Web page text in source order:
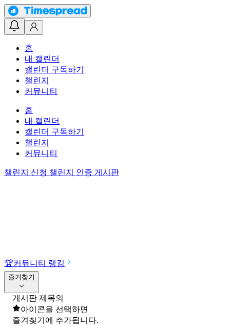
홈
내 캘린더
캘린더 구독하기
챌린지
커뮤니티
홈
내 캘린더
캘린더 구독하기
챌린지
커뮤니티
챌린지 신청 챌린지 인증 게시판
🏆커뮤니티 랭킹
즐겨찾기
게시판 제목의
아이콘을 선택하면
즐겨찾기에 추가됩니다.